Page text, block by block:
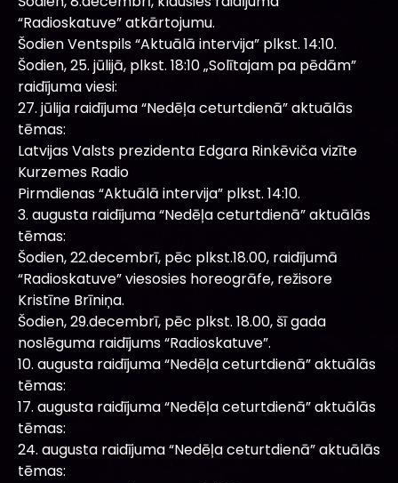
“Radioskatuve” atkārtojumu.
Šodien Ventspils “Aktuālā intervija” plkst. 14:10.
Šodien, 25. jūlijā, plkst. 18:10 „Solītajam pa pēdām”
raidījuma viesi:
27. jūlija raidījuma “Nedēļa ceturtdienā” aktuālās
tēmas:
Latvijas Valsts prezidenta Edgara Rinkēviča vizīte
Kurzemes Radio
Pirmdienas “Aktuālā intervija” plkst. 14:10.
3. augusta raidījuma “Nedēļa ceturtdienā” aktuālās
tēmas:
Šodien, 22.decembrī, pēc plkst.18.00, raidījumā
“Radioskatuve” viesosies horeogrāfe, režisore
Kristīne Brīniņa.
Šodien, 29.decembrī, pēc plkst. 18.00, šī gada
noslēguma raidījums “Radioskatuve”.
10. augusta raidījuma “Nedēļa ceturtdienā” aktuālās
tēmas:
17. augusta raidījuma “Nedēļa ceturtdienā” aktuālās
tēmas:
24. augusta raidījuma “Nedēļa ceturtdienā” aktuālās
tēmas: